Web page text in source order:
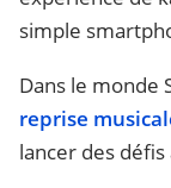
simple
Dans le monde
reprise
lancer des